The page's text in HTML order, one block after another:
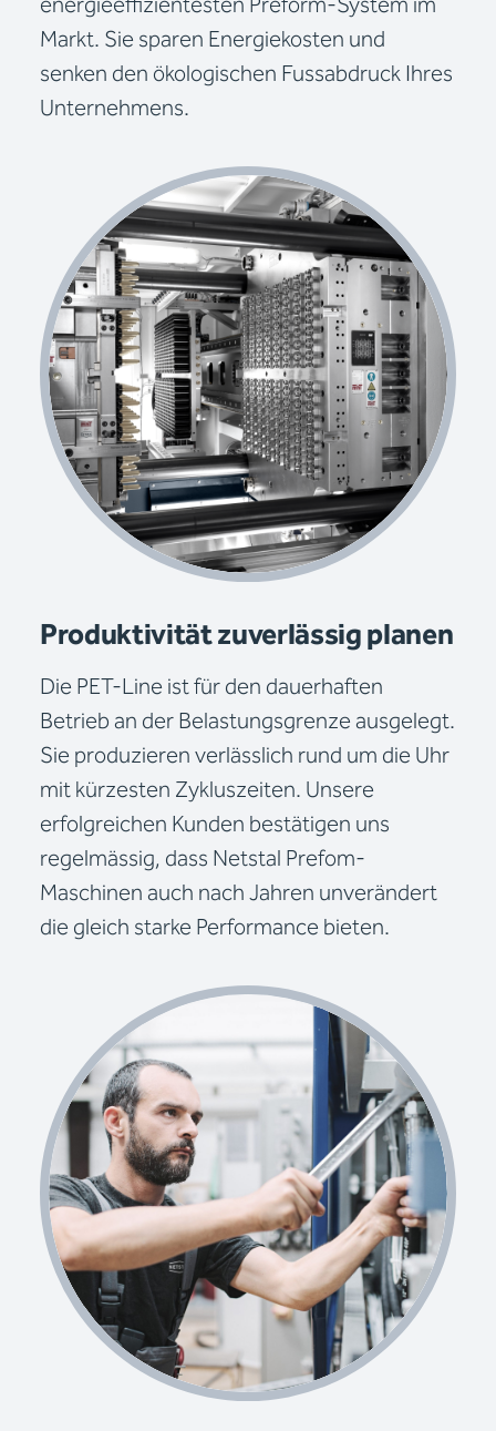
Markt. Sie sparen Energiekosten und
senken den ökologischen Fussabdruck Ihres
Unternehmens.
Produktivität zuverlässig planen
Die PET-Line ist für den dauerhaften
Betrieb an der Belastungsgrenze ausgelegt.
Sie produzieren verlässlich rund um die Uhr
mit kürzesten Zykluszeiten. Unsere
erfolgreichen Kunden bestätigen uns
regelmässig, dass Netstal Prefom-
Maschinen auch nach Jahren unverändert
die gleich starke Performance bieten.